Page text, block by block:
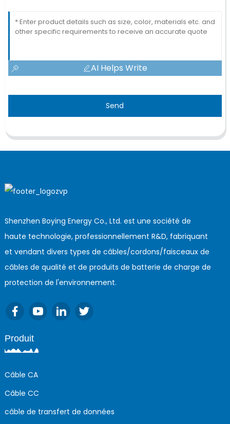
AI Helps Write
Send
Shenzhen Boying Energy Co., Ltd. est une société de
haute technologie, professionnellement R&D, fabriquant
et vendant divers types de câbles/cordons/faisceaux de
câbles de qualité et de produits de batterie de charge de
protection de l'environnement.
Produit
Câble CA
Câble CC
câble de transfert de données